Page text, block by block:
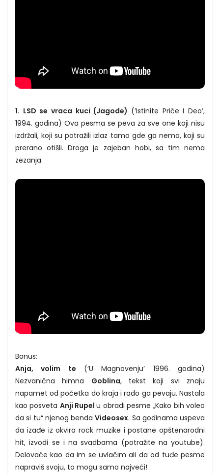
1. LSD se vraca kuci (Jagode) (’Istinite Priče I Deo’,
1994. godina) Ova pesma se peva za sve one koji nisu
izdržali, koji su potražili izlaz tamo gde ga nema, koji su
prerano otišli. Droga je zajeban hobi, sa tim nema
zezanja.
Bonus:
Anja, volim te (’U Magnovenju’ 1996. godina)
Nezvanična himna Goblina, tekst koji svi znaju
napamet od početka do kraja i rado ga pevaju. Nastala
kao posveta Anji Rupelu obradi pesme „Kako bih voleo
da si tu“ njenog bendaVideosex. Sa godinama uspeva
da izađe iz okvira rock muzike i postane opštenarodni
hit, izvodi se i na svadbama (potražite na youtube).
Delovaće kao da im se uvlačim ali da od tuđe pesme
napraviš svoju, to mogu samo najveći!